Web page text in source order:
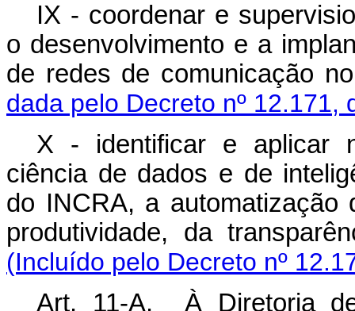
IX - coordenar e
o desenvolvimento e a
de redes de
dada pelo Decreto nº 12.171,
X - identificar e aplicar
ciência de dados e de
do INCRA, a
produtividade, da
(Incluído pelo Decreto nº
Art. 11-A. À Diretoria